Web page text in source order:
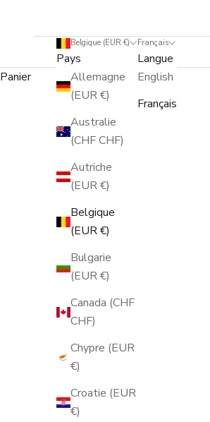
Belgique (EUR €)
Pays
Allemagne
(EUR €)
Australie
(CHF CHF)
Autriche
(EUR €)
Belgique
(EUR €)
Bulgarie
(EUR €)
Canada (CHF
CHF)
Chypre (EUR
€)
Croatie (EUR
€)
Français
Langue
English
Français
Panier